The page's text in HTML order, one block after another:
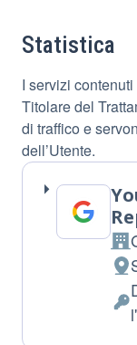
Statistica
I servizi
Titolare del
di traffico e
dell’Utente.
del